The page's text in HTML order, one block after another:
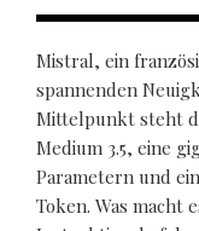
Mistral, ein
spannenden
Mittelpunkt steht
Medium 3.5, eine
Parametern und
Token. Was macht